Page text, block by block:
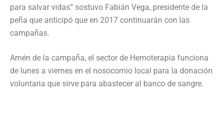
para salvar vidas” sostuvo Fabián Vega, presidente de la
peña que anticipó que en 2017 continuarán con las
campañas.
Amén de la campaña, el sector de Hemoterapia funciona
de lunes a viernes en el nosocomio local para la donación
voluntaria que sirve para abastecer al banco de sangre.